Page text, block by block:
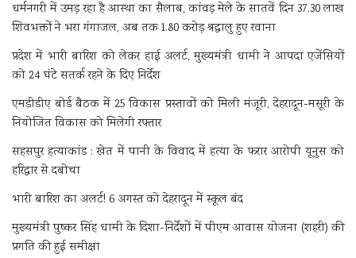
धर्मनगरी में उमड़ रहा है आस्था का सैलाब, कांवड़ मेले के सातवें दिन 37.30 लाख
शिवभक्तों ने भरा गंगाजल, अब तक 1.80 करोड़ श्रद्धालु हुए रवाना
प्रदेश में भारी बारिश को लेकर हाई अलर्ट, मुख्यमंत्री धामी ने आपदा एजेंसियों
को 24 घंटे सतर्क रहने के दिए निर्देश
एमडीडीए बोर्ड बैठक में 25 विकास प्रस्तावों को मिली मंजूरी, देहरादून-मसूरी के
नियोजित विकास को मिलेगी रफ्तार
सहसपुर हत्याकांड : खेत में पानी के विवाद में हत्या के फरार आरोपी यूनुस को
हरिद्वार से दबोचा
भारी बारिश का अलर्ट! 6 अगस्त को देहरादून में स्कूल बंद
मुख्यमंत्री पुष्कर सिंह धामी के दिशा-निर्देशों में पीएम आवास योजना (शहरी) की
प्रगति की हुई समीक्षा